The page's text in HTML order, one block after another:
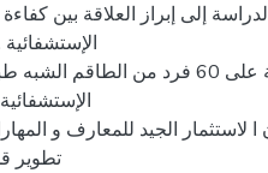
إلى إبراز العلاقة بين
موزعة على 60 فرد من
ا لاستثمار الجيد للمعارف و
تطوير